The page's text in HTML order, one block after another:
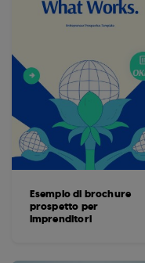
Esempio di brochure
prospetto per
imprenditori